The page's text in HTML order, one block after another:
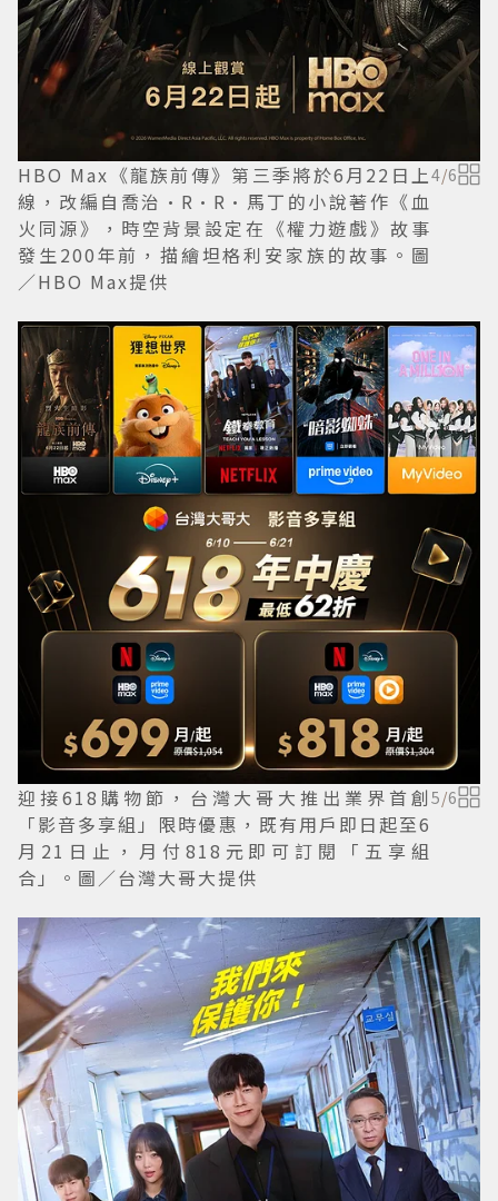
HBO Max《龍族前傳》第三季將於6月22日上
線，改編自喬治·R·R·馬丁的小說著作《血
火同源》，時空背景設定在《權力遊戲》故事
發生200年前，描繪坦格利安家族的故事。圖
／HBO Max提供
4/6
迎接618購物節，台灣大哥大推出業界首創
「影音多享組」限時優惠，既有用戶即日起至6
月21日止，月付818元即可訂閱「五享組
合」。圖／台灣大哥大提供
5/6